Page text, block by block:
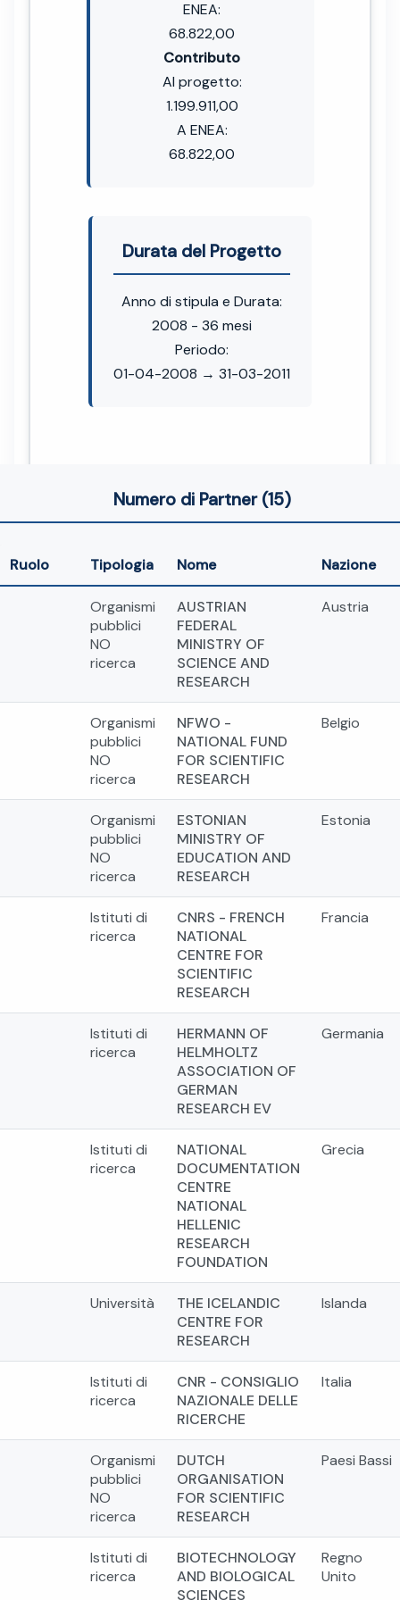
ENEA:
68.822,00
Contributo
Al progetto:
1.199.911,00
A ENEA:
68.822,00
Durata del Progetto
Anno di stipula e Durata:
2008 - 36 mesi
Periodo:
01-04-2008 → 31-03-2011
Numero di Partner (15)
Ruolo Tipologia Nome Nazione
Organismi
pubblici
NO
ricerca
AUSTRIAN
FEDERAL
MINISTRY OF
SCIENCE AND
RESEARCH
Austria
Organismi
pubblici
NO
ricerca
NFWO -
NATIONAL FUND
FOR SCIENTIFIC
RESEARCH
Belgio
Organismi
pubblici
NO
ricerca
ESTONIAN
MINISTRY OF
EDUCATION AND
RESEARCH
Estonia
Istituti di
ricerca
CNRS - FRENCH
NATIONAL
CENTRE FOR
SCIENTIFIC
RESEARCH
Francia
Istituti di
ricerca
HERMANN OF
HELMHOLTZ
ASSOCIATION OF
GERMAN
RESEARCH EV
Germania
Istituti di
ricerca
NATIONAL
DOCUMENTATION
CENTRE
NATIONAL
HELLENIC
RESEARCH
FOUNDATION
Grecia
Università
THE ICELANDIC
CENTRE FOR
RESEARCH
Islanda
Istituti di
ricerca
CNR - CONSIGLIO
NAZIONALE DELLE
RICERCHE
Italia
Organismi
pubblici
NO
ricerca
DUTCH
ORGANISATION
FOR SCIENTIFIC
RESEARCH
Paesi Bassi
Istituti di
ricerca
BIOTECHNOLOGY
AND BIOLOGICAL
SCIENCES
Regno
Unito